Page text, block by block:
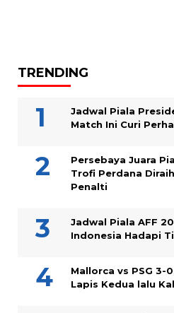
TRENDING
Jadwal Piala
Match Ini Curi
Persebaya Juara
Trofi Perdana
Penalti
Jadwal Piala AFF
Indonesia Hadapi
Mallorca vs PSG 3-
Lapis Kedua lalu